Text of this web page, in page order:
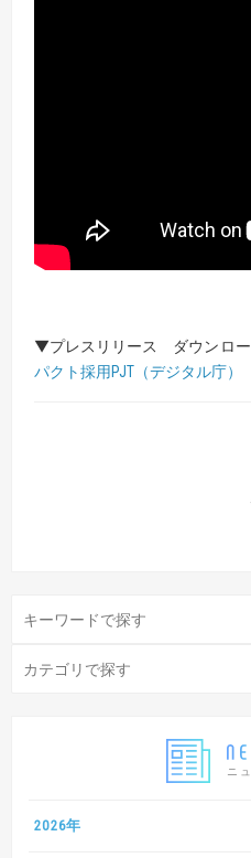
ニ
2026年
▼プレスリリース ダウンロ
パクト採用PJT（デジタル庁）